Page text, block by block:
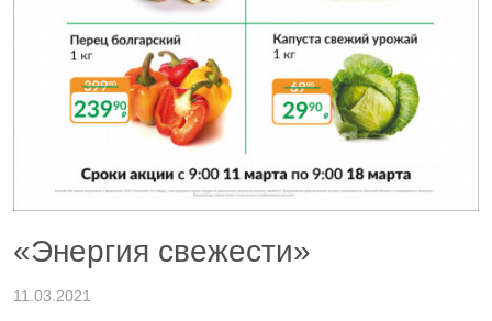
«Энергия свежести»
11.03.2021